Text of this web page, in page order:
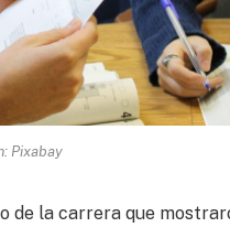
Pixabay
de la carrera que